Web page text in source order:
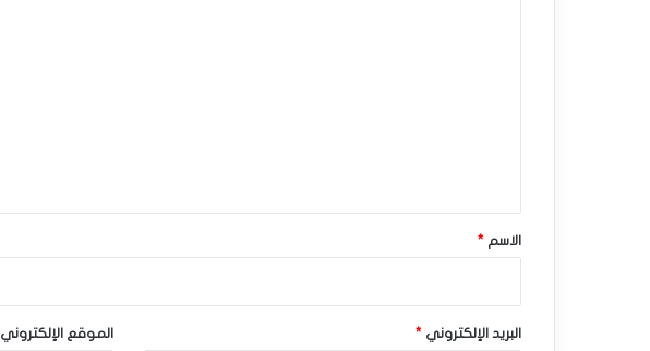
ا
ت
ي
*الاسم *
البريد الإلكتروني * الموقع الإلكتروني